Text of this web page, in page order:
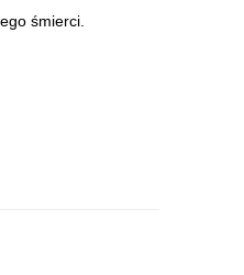
śmierci.